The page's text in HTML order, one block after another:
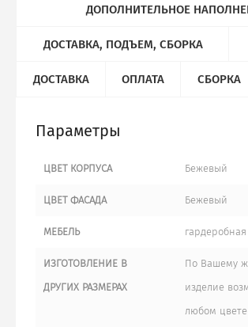
ДОПОЛНИТЕЛЬНОЕ
ДОСТАВКА, ПОДЪЕМ, СБОРКА
ДОСТАВКА ОПЛАТА СБОРКА
Параметры
ЦВЕТ КОРПУСА Бежевый
ЦВЕТ ФАСАДА Бежевый
МЕБЕЛЬ гардеробная
ИЗГОТОВЛЕНИЕ В
ДРУГИХ РАЗМЕРАХ
По Вашему
изделие
любом